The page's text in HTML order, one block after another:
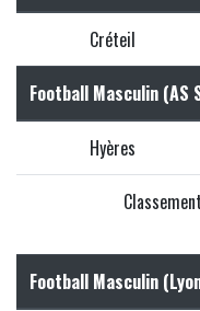
Créteil
Football Masculin
Hyères
Football Masculin